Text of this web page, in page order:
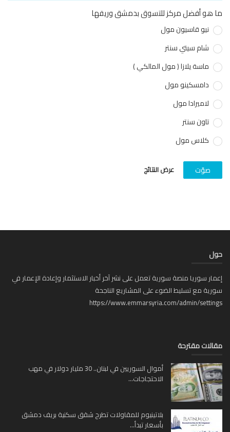
أفضل مركز للتسوق بدمشق وريفها
نيو قاسيون مول
شام سيتي سنتر
ماسة يلازا ( مول المالكي )
دامسكينو مول
لاميرادا مول
تاون سنتر
كلاس مول
عرض النتائج
سوريا منصة سورية تعمل على نشر آخر أخبار الاستثمار وإعادة الإعمار في
مع تسليط الضوء على المشاريع الناجحة
https://www.emmarsyria.com/admin/
مقترحة
أموال السوريين في لبنان.. 30 مليار دولار في مهب
الاحتجاجات...
بلاتينيوم للمقاولات تطرح شقق سكنية بريف دمشق
بأسعار تبدأ...